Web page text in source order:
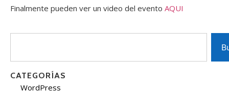
Finalmente pueden ver un video del evento AQUI
CATEGORÍAS
WordPress